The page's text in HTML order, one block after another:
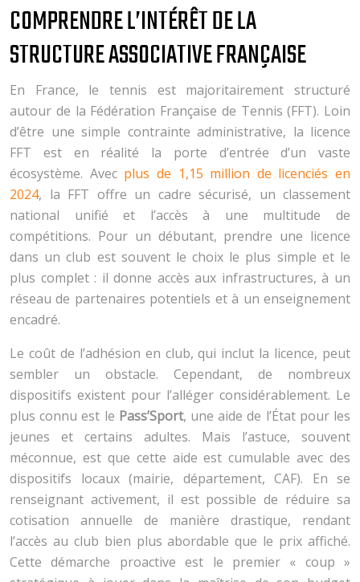
COMPRENDRE L’INTÉRÊT DE LA
STRUCTURE ASSOCIATIVE FRANÇAISE
En France, le tennis est majoritairement structuré
autour de la Fédération Française de Tennis (FFT). Loin
d’être une simple contrainte administrative, la licence
FFT est en réalité la porte d’entrée d’un vaste
écosystème. Avec plus de 1,15 million de licenciés en
2024, la FFT offre un cadre sécurisé, un classement
national unifié et l’accès à une multitude de
compétitions. Pour un débutant, prendre une licence
dans un club est souvent le choix le plus simple et le
plus complet : il donne accès aux infrastructures, à un
réseau de partenaires potentiels et à un enseignement
encadré.
Le coût de l’adhésion en club, qui inclut la licence, peut
sembler un obstacle. Cependant, de nombreux
dispositifs existent pour l’alléger considérablement. Le
plus connu est le Pass’Sport, une aide de l’État pour les
jeunes et certains adultes. Mais l’astuce, souvent
méconnue, est que cette aide est cumulable avec des
dispositifs locaux (mairie, département, CAF). En se
renseignant activement, il est possible de réduire sa
cotisation annuelle de manière drastique, rendant
l’accès au club bien plus abordable que le prix affiché.
Cette démarche proactive est le premier « coup »